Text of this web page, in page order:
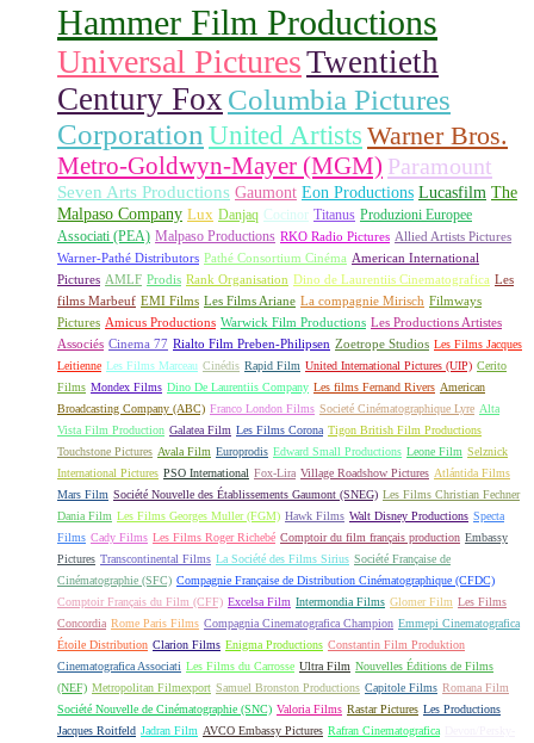
Hammer Film Productions
Universal PicturesTwentieth
Century Fox Columbia Pictures
Corporation United Artists Warner Bros.
Metro-Goldwyn-Mayer (MGM) Paramount
Seven Arts Productions Gaumont Eon Productions Lucasfilm The
Malpaso Company Lux Danjaq Cocinor Titanus Produzioni Europee
Associati (PEA) Malpaso Productions RKO Radio Pictures Allied Artists Pictures
Warner-Pathé Distributors Pathé Consortium Cinéma American International
Pictures AMLF Prodis Rank Organisation Dino de Laurentiis Cinematografica Les
films Marbeuf EMI Films Les Films Ariane La compagnie Mirisch Filmways
Pictures Amicus Productions Warwick Film Productions Les Productions Artistes
Associés Cinema 77 Rialto Film Preben-Philipsen Zoetrope Studios Les Films Jacques
Leitienne Les Films Marceau Cinédis Rapid Film United International Pictures (UIP) Cerito
Films Mondex Films Dino De Laurentiis Company Les films Fernand Rivers American
Broadcasting Company (ABC) Franco London Films Societé Cinématographique Lyre Alta
Vista Film Production Galatea Film Les Films Corona Tigon British Film Productions
Touchstone Pictures Avala Film Europrodis Edward Small Productions Leone Film Selznick
International Pictures PSO International Fox-Lira Village Roadshow Pictures Atlántida Films
Mars Film Société Nouvelle des Établissements Gaumont (SNEG) Les Films Christian Fechner
Dania Film Les Films Georges Muller (FGM) Hawk Films Walt Disney Productions Specta
Films Cady Films Les Films Roger Richebé Comptoir du film français production Embassy
Pictures Transcontinental Films La Société des Films Sirius Société Française de
Cinématographie (SFC) Compagnie Française de Distribution Cinématographique (CFDC)
Comptoir Français du Film (CFF) Excelsa Film Intermondia Films Glomer Film Les Films
Concordia Rome Paris Films Compagnia Cinematografica Champion Emmepi Cinematografica
Étoile Distribution Clarion Films Enigma Productions Constantin Film Produktion
Cinematografica Associati Les Films du Carrosse Ultra Film Nouvelles Éditions de Films
(NEF) Metropolitan Filmexport Samuel Bronston Productions Capitole Films Romana Film
Société Nouvelle de Cinématographie (SNC) Valoria Films Rastar Pictures Les Productions
Jacques Roitfeld Jadran Film AVCO Embassy Pictures Rafran Cinematografica